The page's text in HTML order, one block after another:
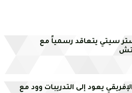
سيتي يتعاقد رسمياً مع
يعود إلى التدريبات وود مع